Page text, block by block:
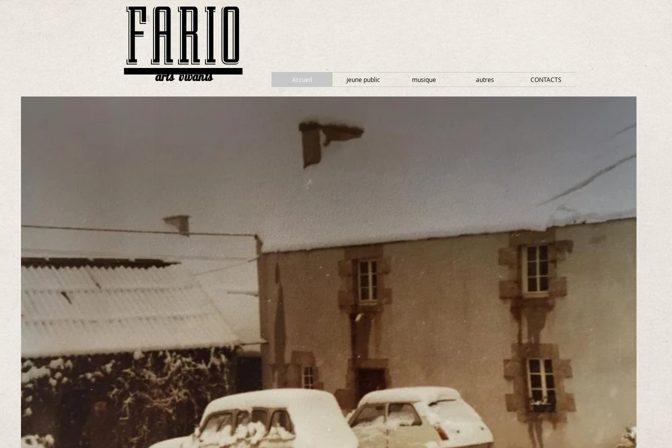
FARIO
arts vivants Accueil jeune public musique autres CONTACTS